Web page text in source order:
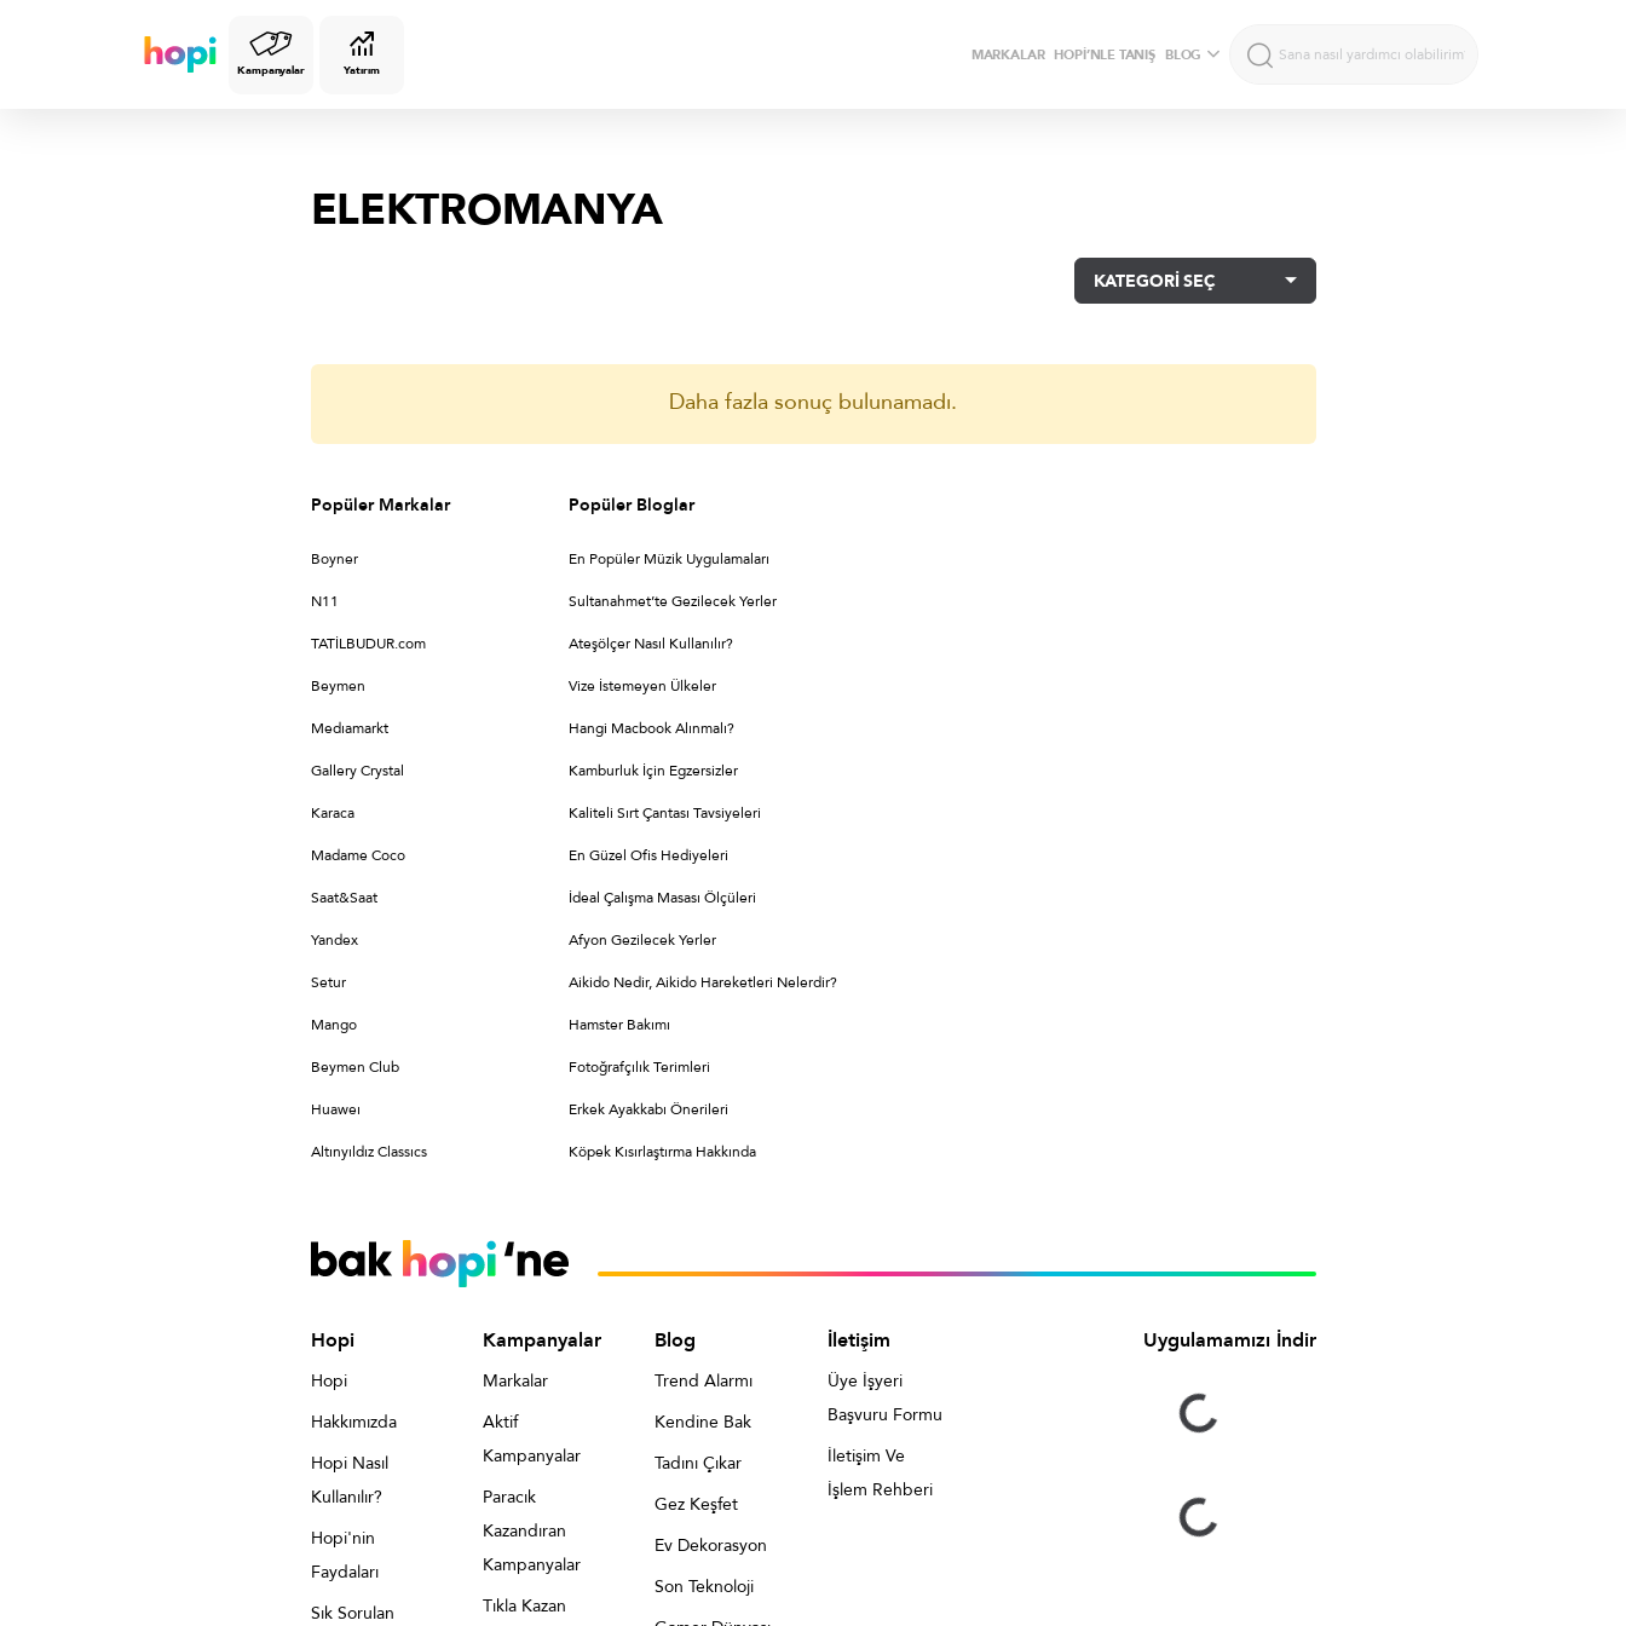
Kampanyalar Yatırım
MARKALAR HOPİ’NLE TANIŞ BLOG
ELEKTROMANYA
KATEGORİ SEÇ
Daha fazla sonuç bulunamadı.
Popüler Markalar
Boyner
N11
TATİLBUDUR.com
Beymen
Medıamarkt
Gallery Crystal
Karaca
Madame Coco
Saat&Saat
Yandex
Setur
Mango
Beymen Club
Huaweı
Altınyıldız Classıcs
Popüler Bloglar
En Popüler Müzik Uygulamaları
Sultanahmet’te Gezilecek Yerler
Ateşölçer Nasıl Kullanılır?
Vize İstemeyen Ülkeler
Hangi Macbook Alınmalı?
Kamburluk İçin Egzersizler
Kaliteli Sırt Çantası Tavsiyeleri
En Güzel Ofis Hediyeleri
İdeal Çalışma Masası Ölçüleri
Afyon Gezilecek Yerler
Aikido Nedir, Aikido Hareketleri Nelerdir?
Hamster Bakımı
Fotoğrafçılık Terimleri
Erkek Ayakkabı Önerileri
Köpek Kısırlaştırma Hakkında
Hopi
Hopi
Hakkımızda
Hopi Nasıl
Kullanılır?
Hopi'nin
Faydaları
Sık Sorulan
Kampanyalar
Markalar
Aktif
Kampanyalar
Paracık
Kazandıran
Kampanyalar
Tıkla Kazan
Blog
Trend Alarmı
Kendine Bak
Tadını Çıkar
Gez Keşfet
Ev Dekorasyon
Son Teknoloji
İletişim
Üye İşyeri
Başvuru Formu
İletişim Ve
İşlem Rehberi
Uygulamamızı İndir